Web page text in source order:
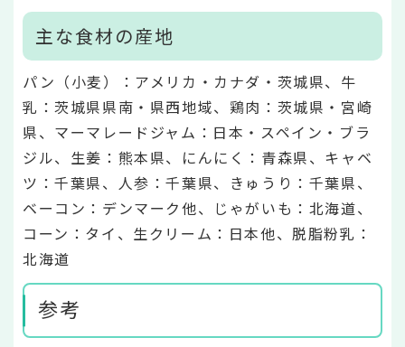
主な食材の産地
パン（小麦）：アメリカ・カナダ・茨城県、牛
乳：茨城県県南・県西地域、鶏肉：茨城県・宮崎
県、マーマレードジャム：日本・スペイン・ブラ
ジル、生姜：熊本県、にんにく：青森県、キャベ
ツ：千葉県、人参：千葉県、きゅうり：千葉県、
ベーコン：デンマーク他、じゃがいも：北海道、
コーン：タイ、生クリーム：日本他、脱脂粉乳：
北海道
参考